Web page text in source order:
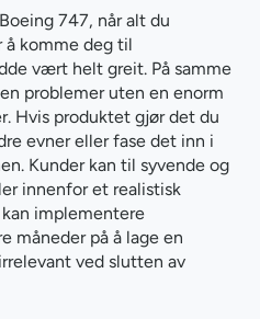
747, når alt du
å komme deg til
vært helt greit. På samme
problemer uten en enorm
Hvis produktet gjør det du
evner eller fase det inn i
Kunder kan til syvende og
innenfor et realistisk
implementere
måneder på å lage en
ved slutten av